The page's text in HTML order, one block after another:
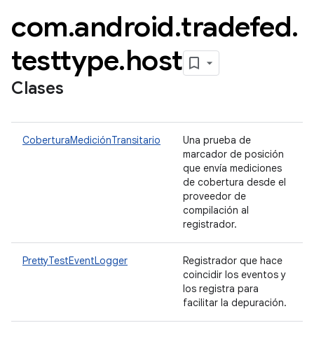
com.android.tradefed.
testtype.host
Clases
CoberturaMediciónTransitario
Una prueba de
marcador de posición
que envía mediciones
de cobertura desde el
proveedor de
compilación al
registrador.
PrettyTestEventLogger
Registrador que hace
coincidir los eventos y
los registra para
facilitar la depuración.